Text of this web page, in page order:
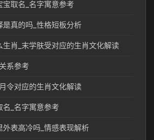
宝取名_名字寓意参考
是真的吗_性格短板分析
生肖_末学肤受对应的生肖文化解读
系参考
令对应的生肖文化解读
_名字寓意参考
外表高冷吗_情感表现解析